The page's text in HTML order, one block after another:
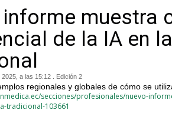
informe muestra
de la IA en
a las 15:12 . Edición 2
regionales y globales de cómo se
secciones/profesionales/nuevo-
tradicional-103661